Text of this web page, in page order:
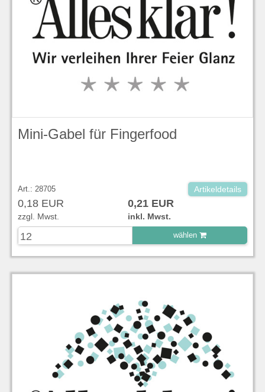
Mini-Gabel für Fingerfood
Art.: 28705 Artikeldetails
0,18 EUR 0,21 EUR
zzgl. Mwst. inkl. Mwst.
wählen
zu Warenkorb hinzugefügt.